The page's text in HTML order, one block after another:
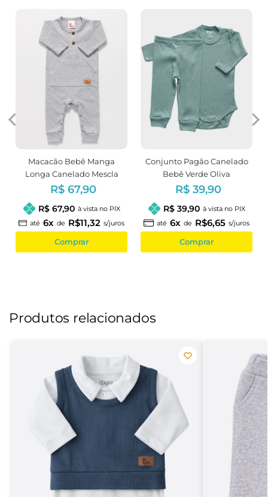
Macacão Bebê Manga
Longa Canelado Mescla
Unissex
R$ 67,90
R$ 67,90 à vista no PIX
até 6x de R$11,32 s/juros
Comprar
Conjunto Pagão Canelado
Bebê Verde Oliva
R$ 39,90
R$ 39,90 à vista no PIX
até 6x de R$6,65 s/juros
Comprar
Produtos relacionados